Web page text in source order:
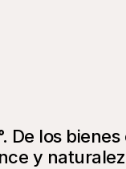
De los
y